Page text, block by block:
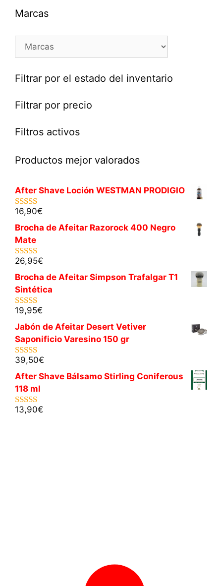
Marcas
Filtrar por el estado del inventario
Filtrar por precio
Filtros activos
Productos mejor valorados
After Shave Loción WESTMAN PRODIGIO
5.00de 5
16,90€
Brocha de Afeitar Razorock 400 Negro
Mate
5.00de 5
26,95€
Brocha de Afeitar Simpson Trafalgar T1
Sintética
5.00de 5
19,95€
Jabón de Afeitar Desert Vetiver
Saponificio Varesino 150 gr
5.00de 5
39,50€
After Shave Bálsamo Stirling Coniferous
118 ml
5.00de 5
13,90€